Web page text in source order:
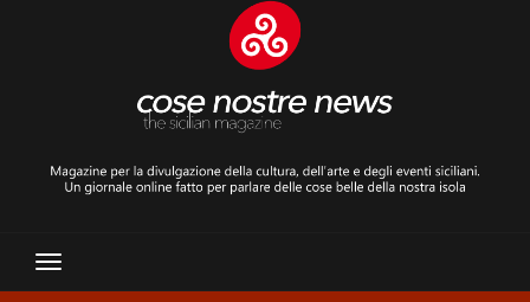
Toggle
Navigation